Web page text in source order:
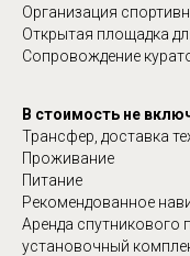
Организация
Открытая площадка
Сопровождение
В стоимость не
Трансфер, доставка
Проживание
Питание
Рекомендованное
Аренда спутникового
установочный